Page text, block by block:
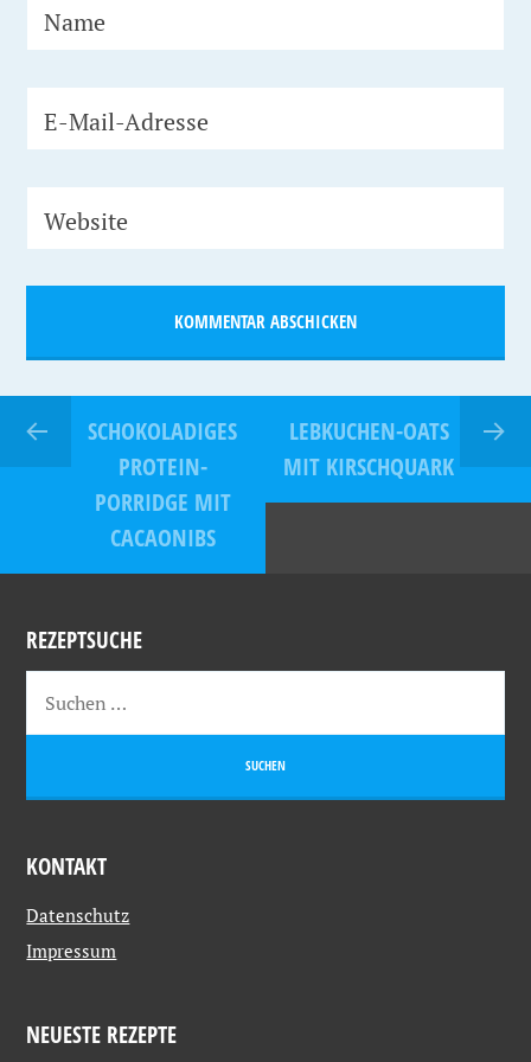
Name
E-Mail-Adresse
Website
SCHOKOLADIGES
PROTEIN-
PORRIDGE MIT
CACAONIBS
LEBKUCHEN-OATS
MIT KIRSCHQUARK
REZEPTSUCHE
KONTAKT
Datenschutz
Impressum
NEUESTE REZEPTE